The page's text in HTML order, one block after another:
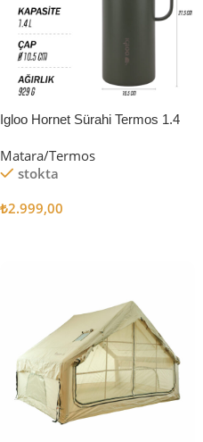
Igloo Hornet Sürahi Termos 1.4
Matara/Termos
stokta
₺2.999,00